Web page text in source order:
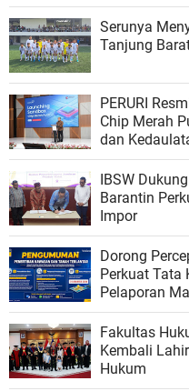
Serunya
PERURI
Chip Merah
dan
IBSW
Barantin
Impor
Dorong
Perkuat Tata
Pelaporan
Fakultas
Kembali
Hukum